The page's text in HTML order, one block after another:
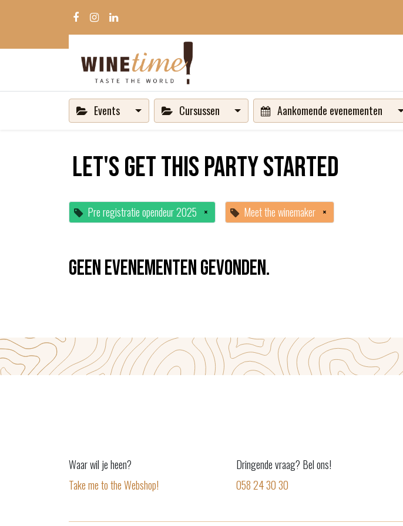
Events Cursussen Aankomende evenementen
Let's get this party started
Pre registratie opendeur 2025 × Meet the winemaker ×
Geen evenementen gevonden.
Waar wil je heen?
Take me to the Webshop!
Dringende vraag? Bel ons!
058 24 30 30